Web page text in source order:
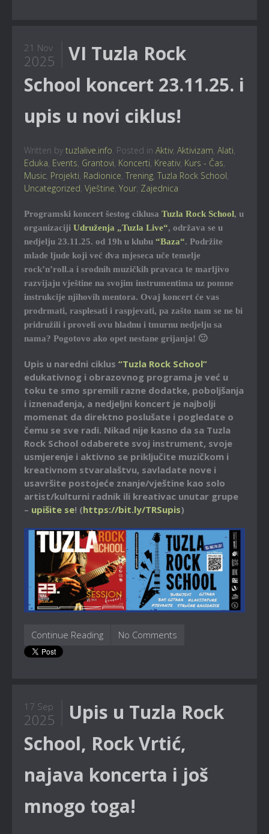
21 Nov
2025
VI Tuzla Rock
School koncert 23.11.25. i
upis u novi ciklus!
Written by tuzlalive.info. Posted in Aktiv, Aktivizam, Alati,
Eduka, Events, Grantovi, Koncerti, Kreativ, Kurs - Čas,
Music, Projekti, Radionice, Trening, Tuzla Rock School,
Uncategorized, Vještine, Your, Zajednica
Programski koncert šestog ciklusa Tuzla Rock School, u
organizaciji Udruženja „Tuzla Live“, održava se u
nedjelju 23.11.25. od 19h u klubu “Baza“. Podržite
mlade ljude koji već dva mjeseca uče temelje
rock’n’roll.a i srodnih muzičkih pravaca te marljivo
razvijaju vještine na svojim instrumentima uz pomne
instrukcije njihovih mentora. Ovaj koncert će vas
prodrmati, rasplesati i raspjevati, pa zašto nam se ne bi
pridružili i proveli ovu hladnu i tmurnu nedjelju sa
nama? Pogotovo ako opet nestane grijanja! 🙂
Upis u naredni ciklus “Tuzla Rock School”
edukativnog i obrazovnog programa je već u
toku te smo spremili razne dodatke, poboljšanja
i iznenađenja, a nedjeljni koncert je najbolji
momenat da direktno poslušate i pogledate o
čemu se sve radi. Nikad nije kasno da sa Tuzla
Rock School odaberete svoj instrument, svoje
usmjerenje i aktivno se priključite muzičkom i
kreativnom stvaralaštvu, savladate nove i
usavršite postojeće znanje/vještine kao solo
artist/kulturni radnik ili kreativac unutar grupe
– upišite se! (https://bit.ly/TRSupis)
Continue Reading No Comments
17 Sep
2025
Upis u Tuzla Rock
School, Rock Vrtić,
najava koncerta i još
mnogo toga!